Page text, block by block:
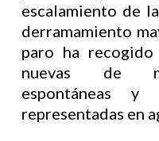
escalamiento de
derramamiento
paro ha recogido
nuevas de
espontáneas
representadas en